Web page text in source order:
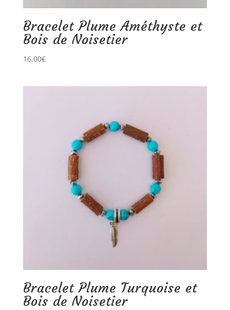
Bracelet Plume Améthyste et
Bois de Noisetier
16,00€
Bracelet Plume Turquoise et
Bois de Noisetier